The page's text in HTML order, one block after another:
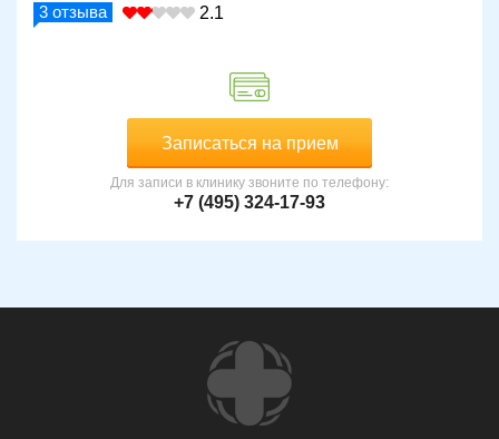
3 отзыва 2.1
Записаться на прием
Для записи в клинику звоните по телефону:
+7 (495) 324-17-93